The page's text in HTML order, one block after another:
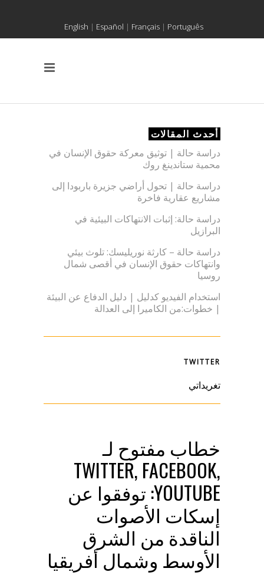
English | Español | Français| Português
أحدث المقالات
دراسة حالة | توثيق معركة حقوق الإنسان في
محمية ستاندينغ روك
دراسة حالة | تحول أراضي جزيرة باربودا إلى
مشاريع عقارية فاخرة
دراسة حالة: إثبات الانتهاكات البيئية في
البرازيل
دراسة حالة – كارثة نوريليسك: تلوث بيئي
وانتهاكات حقوق الإنسان في أقصى شمال
روسيا
استخدام الفيديو كدليل | دليل الدفاع عن البيئة
| خطوات:من الكاميرا إلى العدالة
TWITTER
تغريداتي
خطاب مفتوح لـ
TWITTER, FACEBOOK,
YOUTUBE: توفقوا عن
إسكات الأصوات
الناقدة من الشرق
الأوسط وشمال أفريقيا